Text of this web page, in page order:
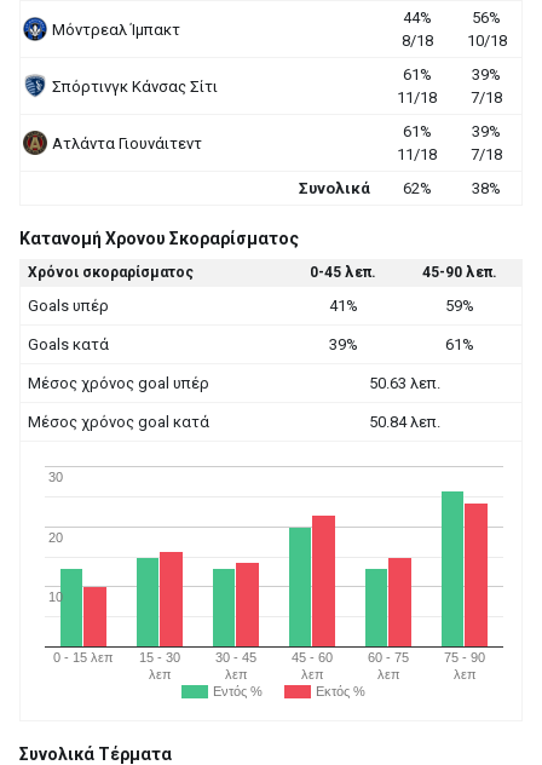
Μόντρεαλ Ίμπακτ
44%
8/18
56%
10/18
Σπόρτινγκ Κάνσας Σίτι
61%
11/18
39%
7/18
Ατλάντα Γιουνάιτεντ
61%
11/18
39%
7/18
Συνολικά
62% 38%
Κατανομή Χρονου Σκοραρίσματος
Χρόνοι σκοραρίσματος 0-45 λεπ. 45-90 λεπ.
Goals υπέρ 41% 59%
Goals κατά 39% 61%
Μέσος χρόνος goal υπέρ 50.63 λεπ.
Μέσος χρόνος goal κατά 50.84 λεπ.
Εντός % Εκτός %
0 - 15 λεπ
15 - 30
λεπ
30 - 45
λεπ
45 - 60
λεπ
60 - 75
λεπ
75 - 90
λεπ
10
20
30
Συνολικά Τέρματα